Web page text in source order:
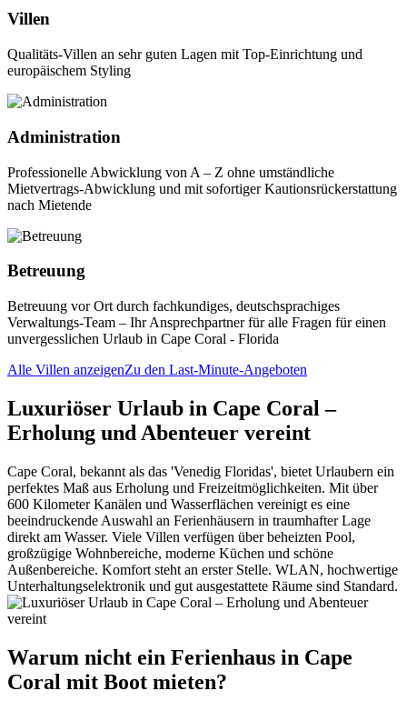
Villen
Qualitäts-Villen an sehr guten Lagen mit Top-Einrichtung und
europäischem Styling
Administration
Professionelle Abwicklung von A – Z ohne umständliche
Mietvertrags-Abwicklung und mit sofortiger Kautionsrückerstattung
nach Mietende
Betreuung
Betreuung vor Ort durch fachkundiges, deutschsprachiges
Verwaltungs-Team – Ihr Ansprechpartner für alle Fragen für einen
unvergesslichen Urlaub in Cape Coral - Florida
Alle Villen anzeigenZu den Last-Minute-Angeboten
Luxuriöser Urlaub in Cape Coral –
Erholung und Abenteuer vereint
Cape Coral, bekannt als das 'Venedig Floridas', bietet Urlaubern ein
perfektes Maß aus Erholung und Freizeitmöglichkeiten. Mit über
600 Kilometer Kanälen und Wasserflächen vereinigt es eine
beeindruckende Auswahl an Ferienhäusern in traumhafter Lage
direkt am Wasser. Viele Villen verfügen über beheizten Pool,
großzügige Wohnbereiche, moderne Küchen und schöne
Außenbereiche. Komfort steht an erster Stelle. WLAN, hochwertige
Unterhaltungselektronik und gut ausgestattete Räume sind Standard.
Warum nicht ein Ferienhaus in Cape
Coral mit Boot mieten?